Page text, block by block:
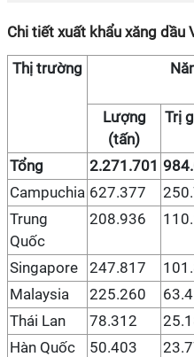
Chi tiết xuất khẩu xăng dầu
Thị trường
Lượng
(tấn)
Trị
Tổng 2.271.701
Campuchia 627.377
Trung
Quốc
208.936
Singapore 247.817
Malaysia
225.260
Thái Lan
78.312
Hàn Quốc
50.403